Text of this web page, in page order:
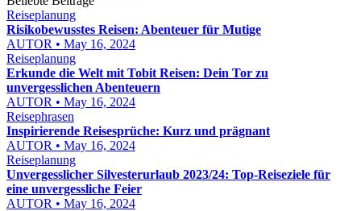
Reiseplanung
Risikobewusstes Reisen: Abenteuer für Mutige
AUTOR • May 16, 2024
Reiseplanung
Erkunde die Welt mit Tobit Reisen: Dein Tor zu
unvergesslichen Abenteuern
AUTOR • May 16, 2024
Reisephrasen
Inspirierende Reisesprüche: Kurz und prägnant
AUTOR • May 16, 2024
Reiseplanung
Unvergesslicher Silvesterurlaub 2023/24: Top-Reiseziele für
eine unvergessliche Feier
AUTOR • May 16, 2024